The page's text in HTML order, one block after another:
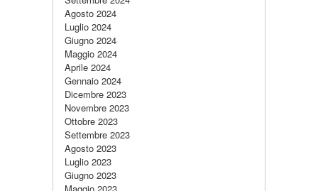
Agosto 2024
Luglio 2024
Giugno 2024
Maggio 2024
Aprile 2024
Gennaio 2024
Dicembre 2023
Novembre 2023
Ottobre 2023
Settembre 2023
Agosto 2023
Luglio 2023
Giugno 2023